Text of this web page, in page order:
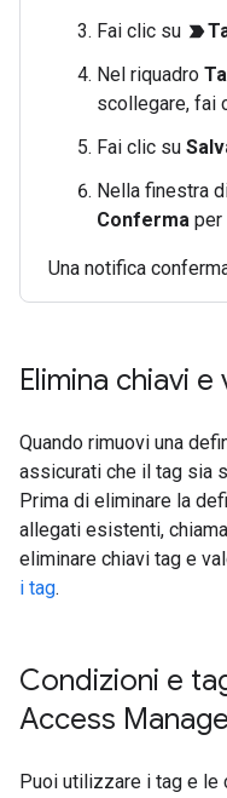
Fai clic su label_important
Nel riquadro
scollegare, fai
Fai clic su
Nella finestra
Conferma per
Una notifica
Elimina chiavi
Quando rimuovi una
assicurati che il tag sia
Prima di eliminare la
allegati esistenti,
eliminare chiavi tag e
i tag.
Condizioni e
Access
Puoi utilizzare i tag e le